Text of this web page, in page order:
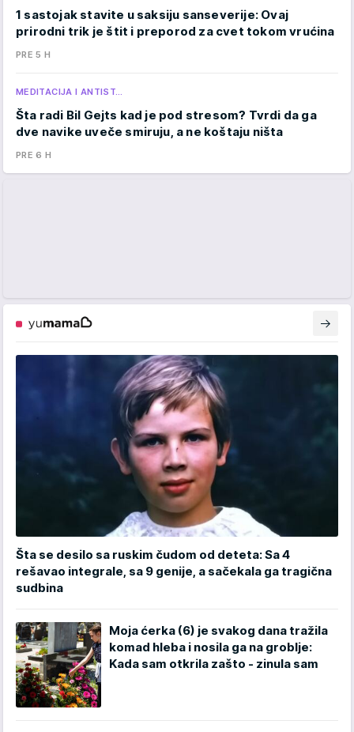
1 sastojak stavite u saksiju sanseverije: Ovaj
prirodni trik je štit i preporod za cvet tokom vrućina
PRE 5 H
MEDITACIJA I ANTIST…
Šta radi Bil Gejts kad je pod stresom? Tvrdi da ga
dve navike uveče smiruju, a ne koštaju ništa
PRE 6 H
Šta se desilo sa ruskim čudom od deteta: Sa 4
rešavao integrale, sa 9 genije, a sačekala ga tragična
sudbina
Moja ćerka (6) je svakog dana tražila
komad hleba i nosila ga na groblje:
Kada sam otkrila zašto - zinula sam